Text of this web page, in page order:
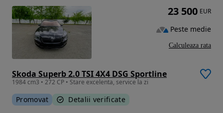
Skoda Superb 2.0 TSI 4X4 DSG Sportline
1984 cm3 • 272 CP • Stare excelenta, service la zi
Promovat Detalii verificate
23 500 EUR
Peste medie
Calculeaza rata